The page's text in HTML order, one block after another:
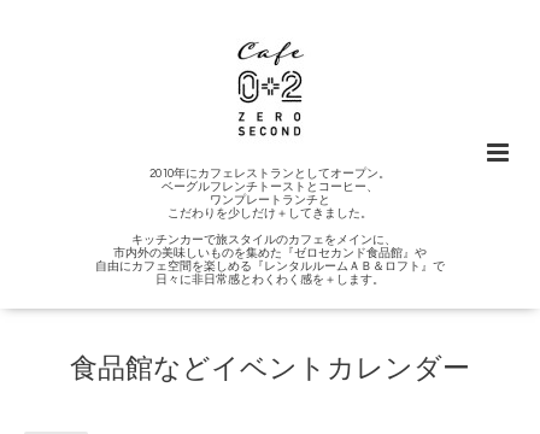
2010年にカフェレストランとしてオープン。
ベーグルフレンチトーストとコーヒー、
ワンプレートランチと
こだわりを少しだけ＋してきました。
キッチンカーで旅スタイルのカフェをメインに、
市内外の美味しいものを集めた『ゼロセカンド食品館』や
自由にカフェ空間を楽しめる『レンタルルームＡＢ＆ロフト』で
日々に非日常感とわくわく感を＋します。
食品館などイベントカレンダー